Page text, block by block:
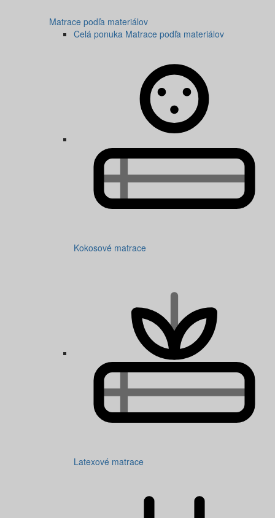
Matrace podľa materiálov
Celá ponuka Matrace podľa materiálov
Kokosové matrace
Latexové matrace